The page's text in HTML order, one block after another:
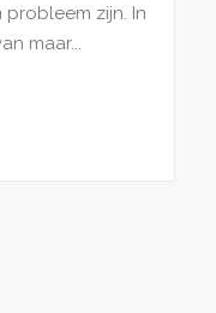
zijn. In
maar...